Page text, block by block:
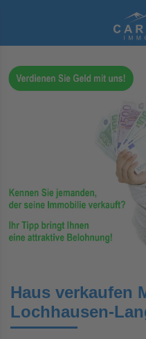
Haus verkaufen
Lochhausen-